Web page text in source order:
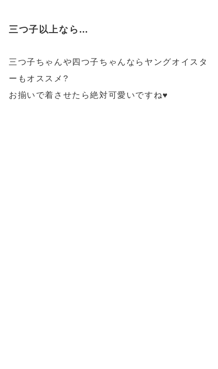
三つ子以上なら…
三つ子ちゃんや四つ子ちゃんならヤングオイスタ
ーもオススメ?
お揃いで着させたら絶対可愛いですね♥